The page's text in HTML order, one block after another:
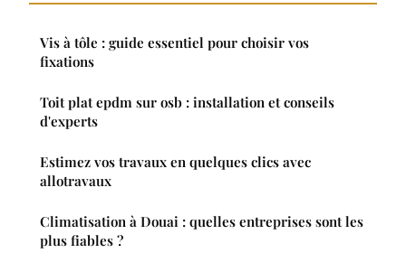
Vis à tôle : guide essentiel pour choisir vos
fixations
Toit plat epdm sur osb : installation et conseils
d'experts
Estimez vos travaux en quelques clics avec
allotravaux
Climatisation à Douai : quelles entreprises sont les
plus fiables ?